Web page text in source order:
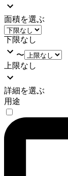
面積を選ぶ
下限なし
〜
上限なし
詳細を選ぶ
用途